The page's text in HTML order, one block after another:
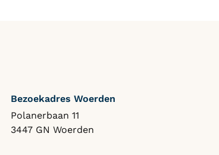
Bezoekadres Woerden
Polanerbaan 11
3447 GN Woerden